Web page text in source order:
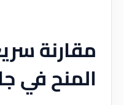
مقارنة
المنح في